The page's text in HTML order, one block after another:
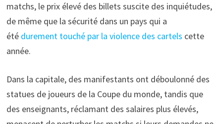
matchs, le prix élevé des billets suscite des inquiétudes,
de même que la sécurité dans un pays qui a
été durement touché par la violence des cartels cette
année.
Dans la capitale, des manifestants ont déboulonné des
statues de joueurs de la Coupe du monde, tandis que
des enseignants, réclamant des salaires plus élevés,